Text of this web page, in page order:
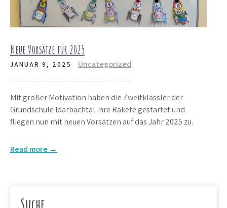
Neue Vorsätze für 2025
JANUAR 9, 2025 Uncategorized
Mit großer Motivation haben die Zweitklässler der
Grundschule Idarbachtal ihre Rakete gestartet und
fliegen nun mit neuen Vorsätzen auf das Jahr 2025 zu.
Read more →